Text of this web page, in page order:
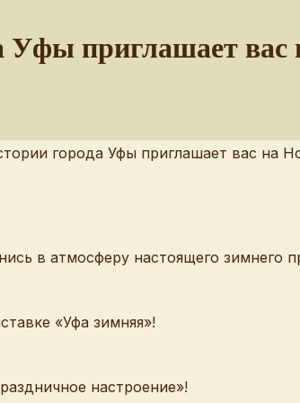
Уфы приглашает вас
в атмосферу настоящего зимнего
«Уфа зимняя»!
настроение»!